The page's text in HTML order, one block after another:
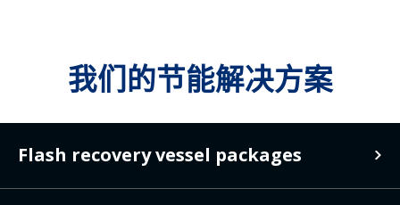
我们的节能解决方案
Flash recovery vessel packages